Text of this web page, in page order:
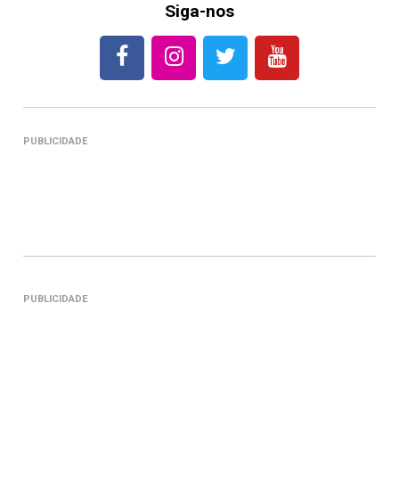
Siga-nos
PUBLICIDADE
PUBLICIDADE